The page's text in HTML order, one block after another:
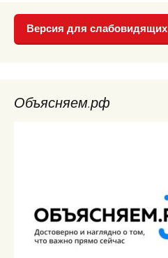
Версия для слабовидящих
Объясняем.рф